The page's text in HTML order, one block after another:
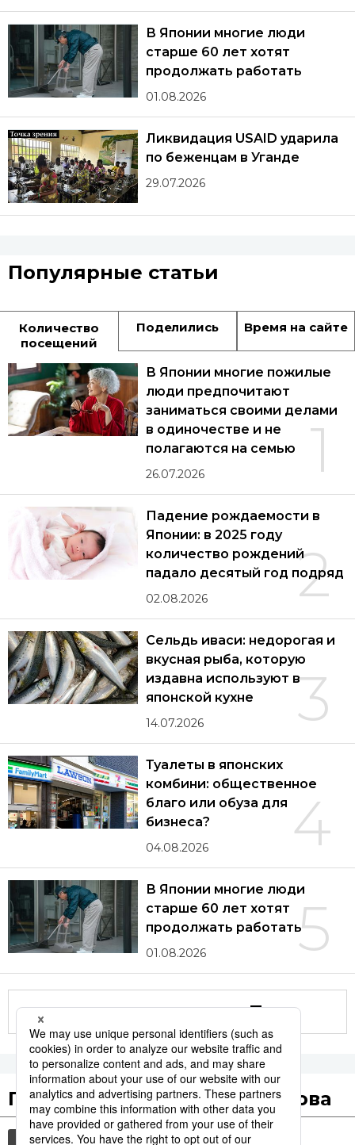
В Японии многие люди
старше 60 лет хотят
продолжать работать
01.08.2026
Ликвидация USAID ударила
по беженцам в Уганде
29.07.2026
Популярные статьи
Количество
посещений
Поделились Время на сайте
1
В Японии многие пожилые
люди предпочитают
заниматься своими делами
в одиночестве и не
полагаются на семью
26.07.2026
2
Падение рождаемости в
Японии: в 2025 году
количество рождений
падало десятый год подряд
02.08.2026
3
Сельдь иваси: недорогая и
вкусная рыба, которую
издавна используют в
японской кухне
14.07.2026
4
Туалеты в японских
комбини: общественное
благо или обуза для
бизнеса?
04.08.2026
5
В Японии многие люди
старше 60 лет хотят
продолжать работать
01.08.2026
Другие статьи по теме
Популярные поисковые слова
общество культура технологии